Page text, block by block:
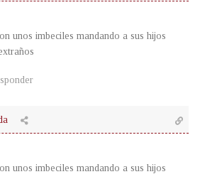
unos imbeciles mandando a sus hijos
unos imbeciles mandando a sus hijos